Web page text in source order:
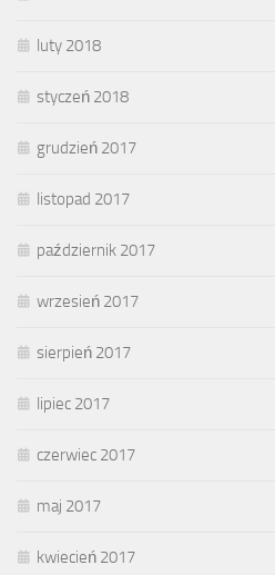
luty 2018
styczeń 2018
grudzień 2017
listopad 2017
październik 2017
wrzesień 2017
sierpień 2017
lipiec 2017
czerwiec 2017
maj 2017
kwiecień 2017